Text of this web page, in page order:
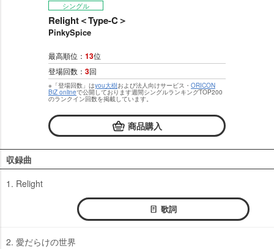
シングル
Relight＜Type-C＞
PinkySpice
最高順位： 13位
登場回数： 3回
※「登場回数」はyou大樹および法人向けサービス・ ORICON
BiZ onlineで公開しております週間シングルランキングTOP200
のランクイン回数を掲載しています。
商品購入
収録曲
1. Relight
歌詞
2. 愛だらけの世界